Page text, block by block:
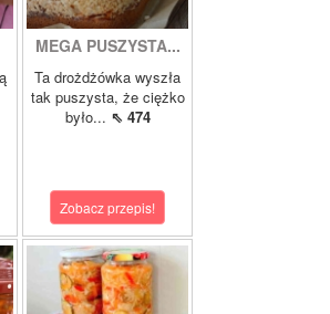
MEGA PUSZYSTA...
Ta drożdżówka wyszła
tak puszysta, że ciężko
było... ⇖ 474
Zobacz przepis!